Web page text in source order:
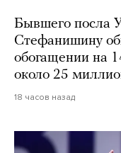
Бывшего посла
Стефанишину
обогащении на
около 25
18 часов назад